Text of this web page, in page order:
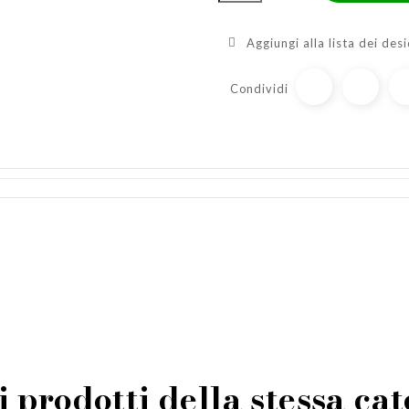
Aggiungi alla lista dei
Condividi
prodotti della stessa